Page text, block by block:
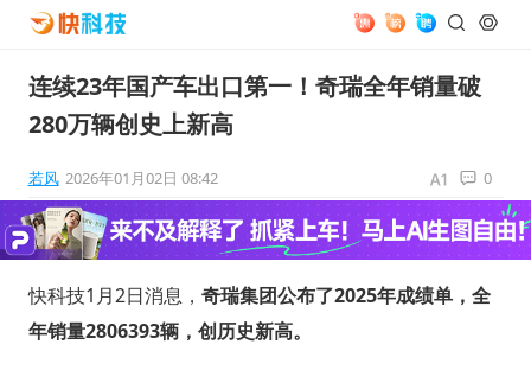
连续23年国产车出口第一！奇瑞全年销量破
280万辆创史上新高
若风 2026年01月02日 08:42 0
快科技1月2日消息， 奇瑞集团公布了2025年成绩单，全
年销量2806393辆，创历史新高。